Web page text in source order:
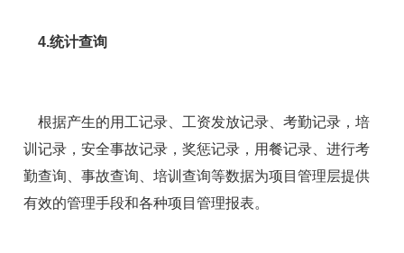
4.统计查询
根据产生的用工记录、工资发放记录、考勤记录，培
训记录，安全事故记录，奖惩记录，用餐记录、进行考
勤查询、事故查询、培训查询等数据为项目管理层提供
有效的管理手段和各种项目管理报表。